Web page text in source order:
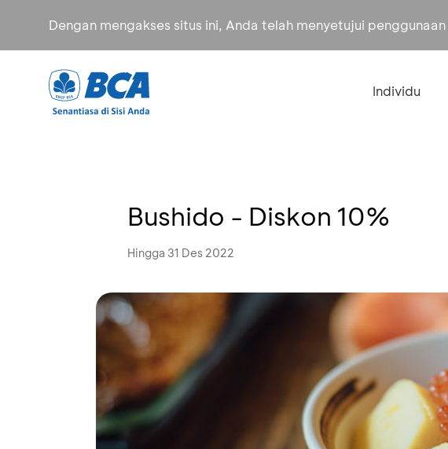
Dengan mengakses situs ini, Anda telah menyetujui penggunaan
Individu
Bushido - Diskon 10%
Hingga 31 Des 2022